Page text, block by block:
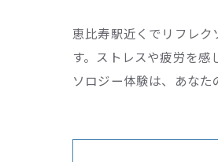
恵比寿駅近くでリフレ
す。ストレスや疲労を
ソロジー体験は、あなた